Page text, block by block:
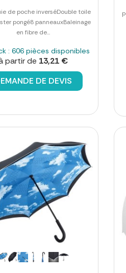
de poche inverséDouble toile
pongé8 panneauxBaleinage
en fibre de...
: 606 pièces disponibles
partir de 13,21 €
DE DEVIS